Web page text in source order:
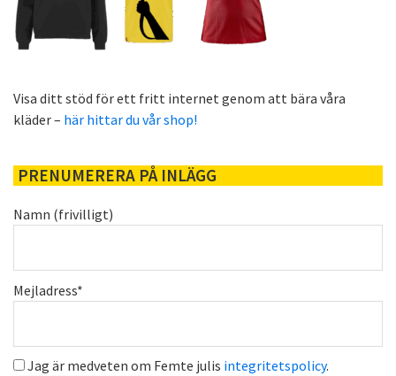
Visa ditt stöd för ett fritt internet genom att bära våra
kläder – här hittar du vår shop!
PRENUMERERA PÅ INLÄGG
Namn (frivilligt)
Mejladress*
Jag är medveten om Femte julis integritetspolicy.